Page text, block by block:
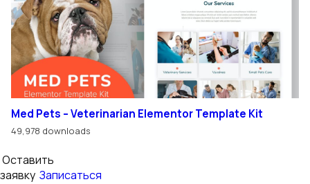
Med Pets – Veterinarian Elementor Template Kit
49,978 downloads
Оставить
заявку Записаться